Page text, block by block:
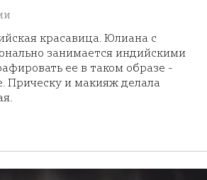
красавица. Юлиана с
занимается индийскими
ее в таком образе -
Прическу и макияж делала